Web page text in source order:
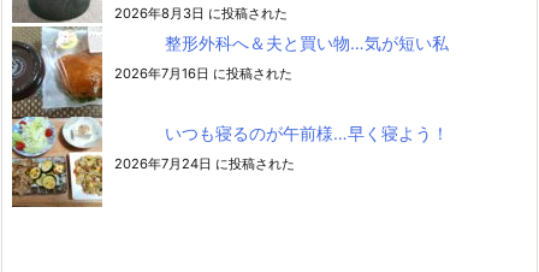
2026年8月3日 に投稿された
整形外科へ＆夫と買い物…気が短い私
2026年7月16日 に投稿された
いつも寝るのが午前様…早く寝よう！
2026年7月24日 に投稿された